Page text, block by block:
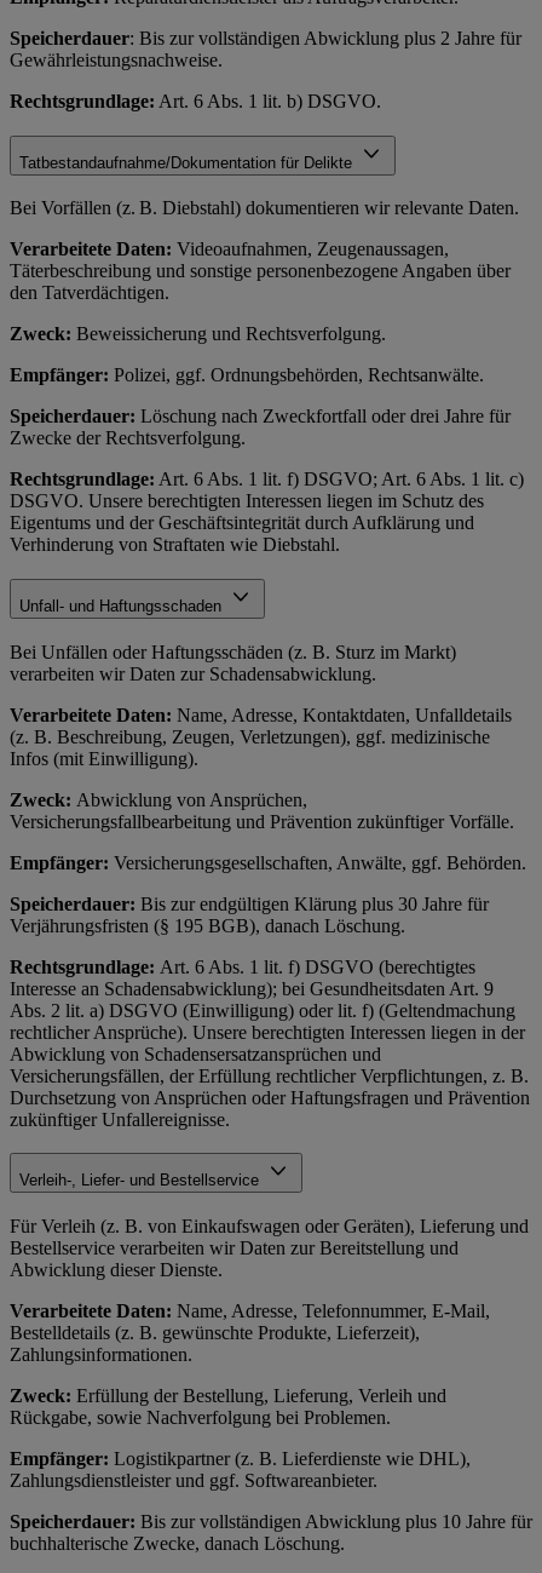
Speicherdauer: Bis zur vollständigen Abwicklung plus 2 Jahre für
Gewährleistungsnachweise.
Rechtsgrundlage: Art. 6 Abs. 1 lit. b) DSGVO.
Tatbestandaufnahme/Dokumentation für Delikte
Bei Vorfällen (z. B. Diebstahl) dokumentieren wir relevante Daten.
Verarbeitete Daten: Videoaufnahmen, Zeugenaussagen,
Täterbeschreibung und sonstige personenbezogene Angaben über
den Tatverdächtigen.
Zweck: Beweissicherung und Rechtsverfolgung.
Empfänger: Polizei, ggf. Ordnungsbehörden, Rechtsanwälte.
Speicherdauer: Löschung nach Zweckfortfall oder drei Jahre für
Zwecke der Rechtsverfolgung.
Rechtsgrundlage: Art. 6 Abs. 1 lit. f) DSGVO; Art. 6 Abs. 1 lit. c)
DSGVO. Unsere berechtigten Interessen liegen im Schutz des
Eigentums und der Geschäftsintegrität durch Aufklärung und
Verhinderung von Straftaten wie Diebstahl.
Unfall- und Haftungsschaden
Bei Unfällen oder Haftungsschäden (z. B. Sturz im Markt)
verarbeiten wir Daten zur Schadensabwicklung.
Verarbeitete Daten: Name, Adresse, Kontaktdaten, Unfalldetails
(z. B. Beschreibung, Zeugen, Verletzungen), ggf. medizinische
Infos (mit Einwilligung).
Zweck: Abwicklung von Ansprüchen,
Versicherungsfallbearbeitung und Prävention zukünftiger Vorfälle.
Empfänger: Versicherungsgesellschaften, Anwälte, ggf. Behörden.
Speicherdauer: Bis zur endgültigen Klärung plus 30 Jahre für
Verjährungsfristen (§ 195 BGB), danach Löschung.
Rechtsgrundlage: Art. 6 Abs. 1 lit. f) DSGVO (berechtigtes
Interesse an Schadensabwicklung); bei Gesundheitsdaten Art. 9
Abs. 2 lit. a) DSGVO (Einwilligung) oder lit. f) (Geltendmachung
rechtlicher Ansprüche). Unsere berechtigten Interessen liegen in der
Abwicklung von Schadensersatzansprüchen und
Versicherungsfällen, der Erfüllung rechtlicher Verpflichtungen, z. B.
Durchsetzung von Ansprüchen oder Haftungsfragen und Prävention
zukünftiger Unfallereignisse.
Verleih-, Liefer- und Bestellservice
Für Verleih (z. B. von Einkaufswagen oder Geräten), Lieferung und
Bestellservice verarbeiten wir Daten zur Bereitstellung und
Abwicklung dieser Dienste.
Verarbeitete Daten: Name, Adresse, Telefonnummer, E-Mail,
Bestelldetails (z. B. gewünschte Produkte, Lieferzeit),
Zahlungsinformationen.
Zweck: Erfüllung der Bestellung, Lieferung, Verleih und
Rückgabe, sowie Nachverfolgung bei Problemen.
Empfänger: Logistikpartner (z. B. Lieferdienste wie DHL),
Zahlungsdienstleister und ggf. Softwareanbieter.
Speicherdauer: Bis zur vollständigen Abwicklung plus 10 Jahre für
buchhalterische Zwecke, danach Löschung.